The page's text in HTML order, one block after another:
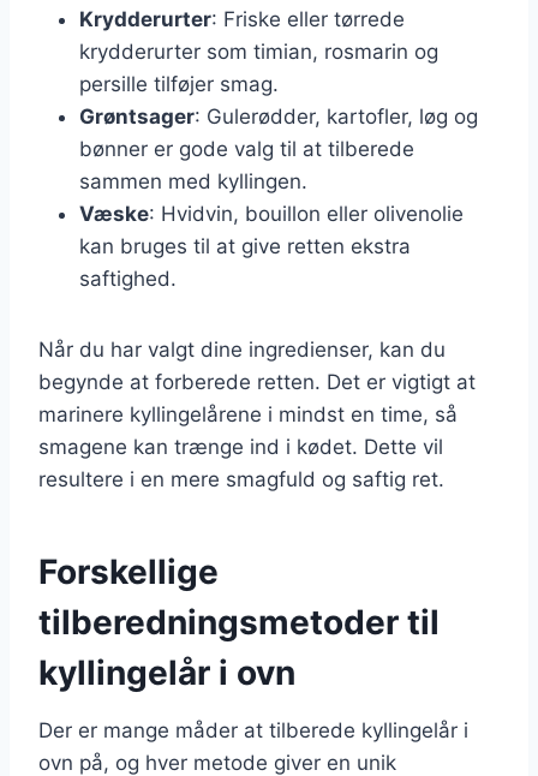
Krydderurter: Friske eller tørrede
krydderurter som timian, rosmarin og
persille tilføjer smag.
Grøntsager: Gulerødder, kartofler, løg og
bønner er gode valg til at tilberede
sammen med kyllingen.
Væske: Hvidvin, bouillon eller olivenolie
kan bruges til at give retten ekstra
saftighed.
Når du har valgt dine ingredienser, kan du
begynde at forberede retten. Det er vigtigt at
marinere kyllingelårene i mindst en time, så
smagene kan trænge ind i kødet. Dette vil
resultere i en mere smagfuld og saftig ret.
Forskellige
tilberedningsmetoder til
kyllingelår i ovn
Der er mange måder at tilberede kyllingelår i
ovn på, og hver metode giver en unik